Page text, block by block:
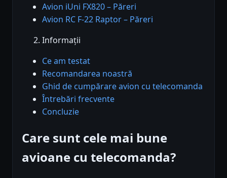
Avion iUni FX820 – Păreri
Avion RC F-22 Raptor – Păreri
Informații
Ce am testat
Recomandarea noastră
Ghid de cumpărare avion cu telecomanda
Întrebări frecvente
Concluzie
Care sunt cele mai bune
avioane cu telecomanda?